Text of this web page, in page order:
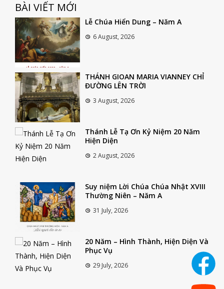
BÀI VIẾT MỚI
Lễ Chúa Hiển Dung – Năm A
6 August, 2026
THÁNH GIOAN MARIA VIANNEY CHỈ
ĐƯỜNG LÊN TRỜI
3 August, 2026
Thánh Lễ Tạ Ơn Kỷ Niệm 20 Năm
Hiện Diện
2 August, 2026
Suy niệm Lời Chúa Chúa Nhật XVIII
Thường Niên – Năm A
31 July, 2026
20 Năm – Hình Thành, Hiện Diện Và
Phục Vụ
29 July, 2026